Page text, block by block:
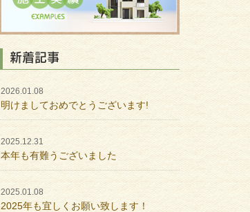
新着記事
2026.01.08
明けましておめでとうございます!
2025.12.31
本年も有難うございました
2025.01.08
2025年も宜しくお願い致します！